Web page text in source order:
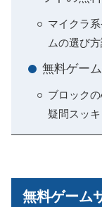
マイクラ
ムの選び
無料ゲー
ブロック
疑問スッ
無料ゲーム